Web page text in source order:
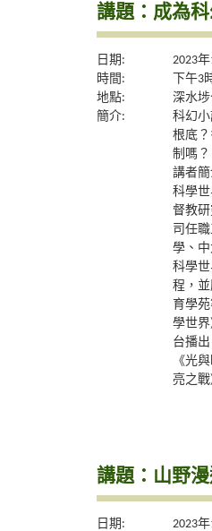
講題：成為
日期:
2023
時間:
下午3
地點:
深水
簡介:
科幻
根底
制嗎？
講者簡
科學
督教
司任
學、
科學
程，
育學
學世
台播
《光
亮之戰
講題：山野
日期: 2023